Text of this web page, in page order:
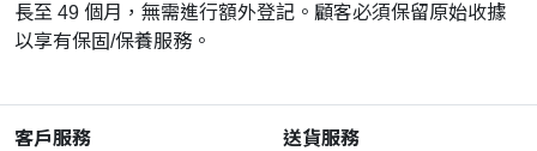
長至 49 個月，無需進行額外登記。顧客必須保留原始收據
以享有保固/保養服務。
客戶服務 送貨服務